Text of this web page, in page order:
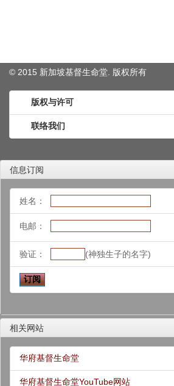
© 2015 新加坡基督生命堂. 版权所有
版权与许可
联络我们
信息订阅
姓名：
电邮：
验证： (神独生子的名字)
相关网站
华府基督生命堂
华府基督生命堂YouTube网站